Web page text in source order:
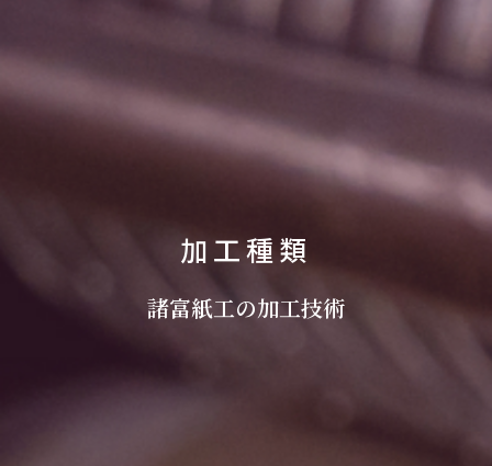
加工種類
諸富紙工の加工技術